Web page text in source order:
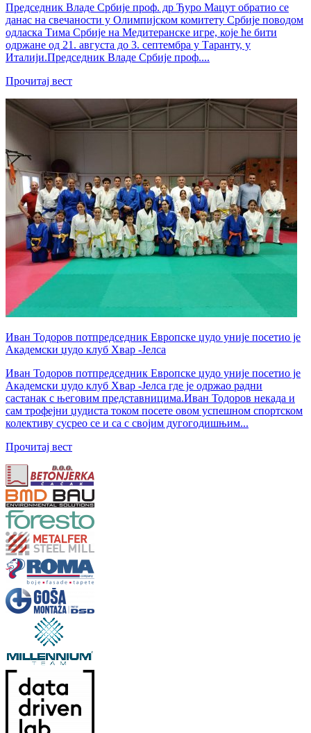
Председник Владе Србије проф. др Ђуро Мацут обратио се
данас на свечаности у Олимпијском комитету Србије поводом
одласка Тима Србије на Медитеранске игре, које ће бити
одржане од 21. августа до 3. септембра у Таранту, у
Италији.Председник Владе Србије проф....
Прочитај вест
Иван Тодоров потпредседник Европске џудо уније посетио је
Академски џудо клуб Хвар -Јелса
Иван Тодоров потпредседник Европске џудо уније посетио је
Академски џудо клуб Хвар -Јелса где је одржао радни
састанак с његовим представницима.Иван Тодоров некада и
сам трофејни џудиста током посете овом успешном спортском
колективу сусрео се и са с својим дугогодишњим...
Прочитај вест